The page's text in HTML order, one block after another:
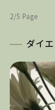
2/5 Page
ダイ